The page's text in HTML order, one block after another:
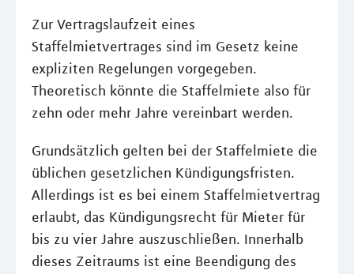
Zur Vertragslaufzeit eines
Staffelmietvertrages sind im Gesetz keine
expliziten Regelungen vorgegeben.
Theoretisch könnte die Staffelmiete also für
zehn oder mehr Jahre vereinbart werden.
Grundsätzlich gelten bei der Staffelmiete die
üblichen gesetzlichen Kündigungsfristen.
Allerdings ist es bei einem Staffelmietvertrag
erlaubt, das Kündigungsrecht für Mieter für
bis zu vier Jahre auszuschließen. Innerhalb
dieses Zeitraums ist eine Beendigung des